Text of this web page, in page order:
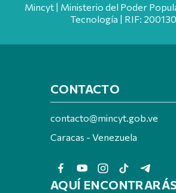
Mincyt | Ministerio del Poder
Tecnología | RIF:
CONTACTO
contacto@mincyt.gob.ve
Caracas - Venezuela
AQUÍ ENCONTRARÁS